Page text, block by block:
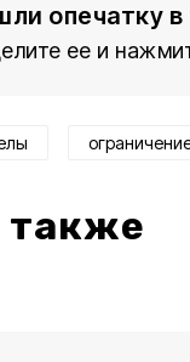
опечатку в
ее и
также